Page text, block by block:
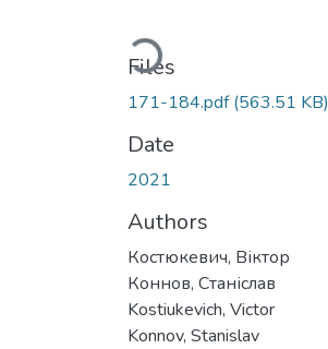
Loading...
Files
171-184.pdf(563.51 KB)
Date
2021
Authors
Костюкевич, Віктор
Коннов, Станіслав
Kostiukevich, Victor
Konnov, Stanislav